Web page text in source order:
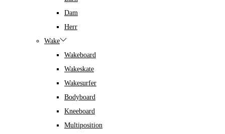
Dam
Herr
Wake
Wakeboard
Wakeskate
Wakesurfer
Bodyboard
Kneeboard
Multiposition